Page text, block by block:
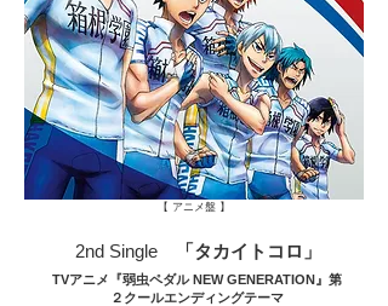
【 アニメ盤 】
2nd Single 「タカイトコロ」
TVアニメ『弱虫ペダル NEW GENERATION』第
２クールエンディングテーマ